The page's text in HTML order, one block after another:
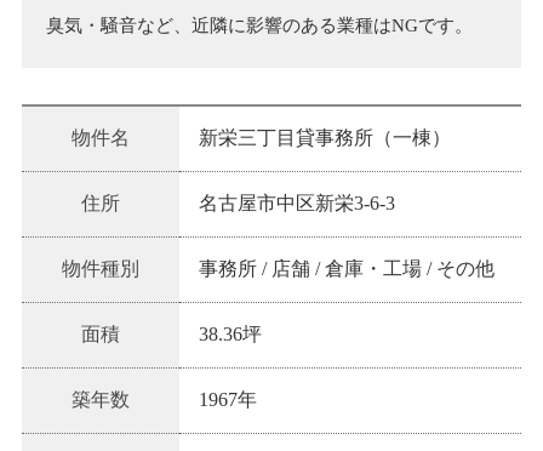
臭気・騒音など、近隣に影響のある業種はNGです。
物件名 新栄三丁目貸事務所（一棟）
住所 名古屋市中区新栄3-6-3
物件種別 事務所 / 店舗 / 倉庫・工場 / その他
面積 38.36坪
築年数 1967年